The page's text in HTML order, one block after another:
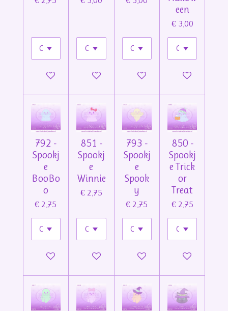
In winkelwagenIn winkelwagenIn winkelwagen
een
€ 3,00
In winkelwagen
792 -
Spookj
e
BooBo
o
€ 2,75
In winkelwagen
851 -
Spookj
e
Winnie
€ 2,75
In winkelwagen
793 -
Spookj
e
Spook
y
€ 2,75
In winkelwagen
850 -
Spookj
e Trick
or
Treat
€ 2,75
In winkelwagen